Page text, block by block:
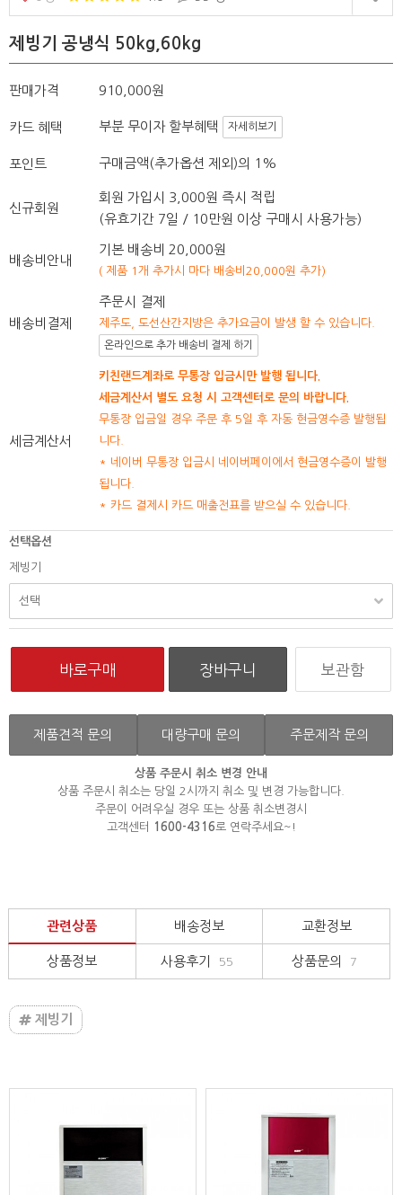
제빙기 공냉식 50kg,60kg
판매가격 910,000원
카드 혜택 부분 무이자 할부혜택 자세히보기
포인트 구매금액(추가옵션 제외)의 1%
신규회원
회원 가입시 3,000원 즉시 적립
(유효기간 7일 / 10만원 이상 구매시 사용가능)
배송비안내
기본 배송비 20,000원
( 제품 1개 추가시 마다 배송비20,000원 추가)
배송비결제
주문시 결제
제주도, 도선산간지방은 추가요금이 발생 할 수 있습니다.
온라인으로 추가 배송비 결제 하기
세금계산서
키친랜드계좌로 무통장 입금시만 발행 됩니다.
세금계산서 별도 요청 시 고객센터로 문의 바랍니다.
무통장 입금일 경우 주문 후 5일 후 자동 현금영수증 발행됩
니다.
* 네이버 무통장 입금시 네이버페이에서 현금영수증이 발행
됩니다.
* 카드 결제시 카드 매출전표를 받으실 수 있습니다.
선택옵션
제빙기
보관함
제품견적 문의 대량구매 문의 주문제작 문의
상품 주문시 취소 변경 안내
상품 주문시 취소는 당일 2시까지 취소 및 변경 가능합니다.
주문이 어려우실 경우 또는 상품 취소변경시
고객센터
1600-4316로 연락주세요~!
관련상품 배송정보 교환정보
상품정보 사용후기 55 상품문의 7
제빙기